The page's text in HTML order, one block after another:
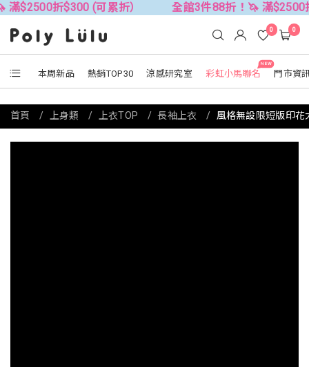
(可累折） 全館3件88折！🦄 滿$2500折$300 (可
本周新品 熱銷TOP30 涼感研究室
NEW
彩虹小馬聯名 門市資
0 0
首頁 上身類 上衣TOP 長袖上衣 風格無設限短版印